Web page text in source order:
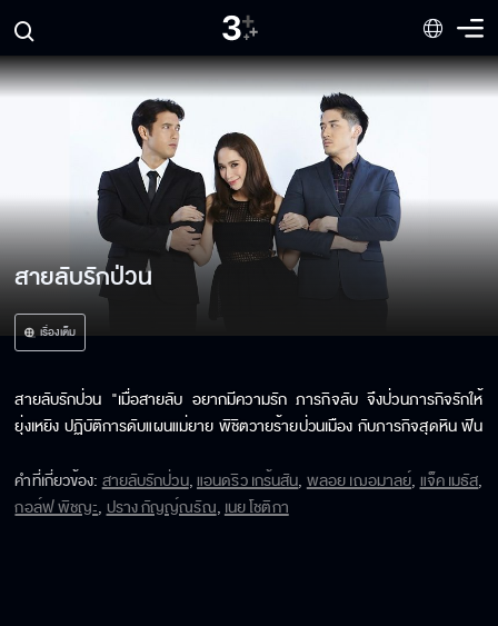
สายลับรักป่วน
เรื่องเต็ม
สายลับรักป่วน "เมื่อสายลับ อยากมีความรัก ภารกิจลับ จึงป่วนภารกิจรักให้
ยุ่งเหยิง ปฏิบัติการดับแผนแม่ยาย พิชิตวายร้ายป่วนเมือง กับภารกิจสุดหิน ฟิน
คำที่เกี่ยวข้อง:สายลับรักป่วน,แอนดริว เกร้นสัน, พลอย เฌอมาลย์,แจ็ค เมธัส,
กอล์ฟ พิชญะ,ปราง กัญญ์ณรัณ,เนย โชติกา